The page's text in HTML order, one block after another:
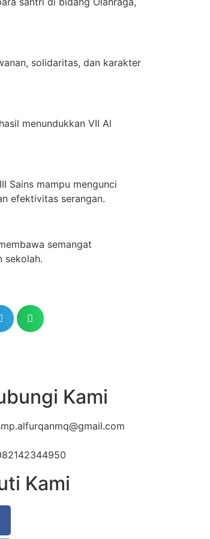
solidaritas, dan karakter
menundukkan VII Al
Sains mampu mengunci
efektivitas serangan.
semangat
sekolah.
Kami
Kami